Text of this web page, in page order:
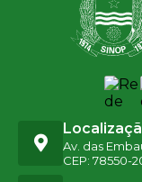
Av. das
CEP: 78550-